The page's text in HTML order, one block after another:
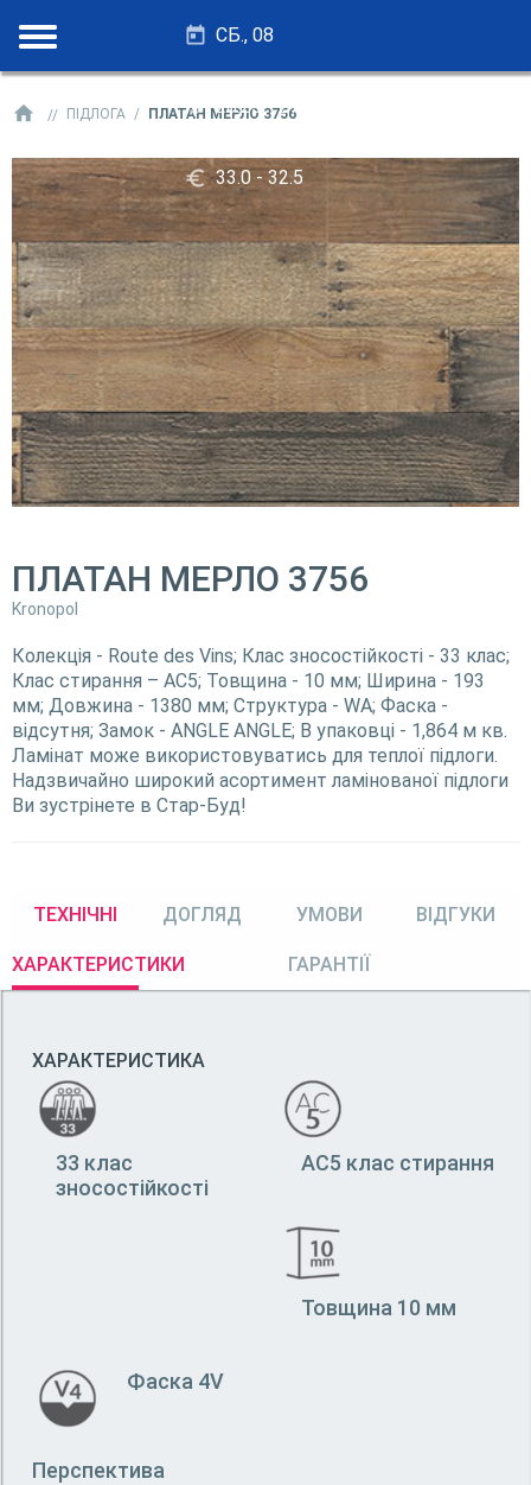
СБ., 08
28.25 - 27.75
33.0 - 32.5
ПІДЛОГА ПЛАТАН МЕРЛО 3756
ПЛАТАН МЕРЛО 3756
Kronopol
Колекція - Route des Vins; Клас зносостійкості - 33 клас;
Клас стирання – АС5; Товщина - 10 мм; Ширина - 193
мм; Довжина - 1380 мм; Структура - WA; Фаска -
відсутня; Замок - ANGLE ANGLE; В упаковці - 1,864 м кв.
Ламінат може використовуватись для теплої підлоги.
Надзвичайно широкий асортимент ламінованої підлоги
Ви зустрінете в Стар-Буд!
ТЕХНІЧНІ
ХАРАКТЕРИСТИКИ
ДОГЛЯД УМОВИ
ГАРАНТІЇ
ВІДГУКИ
ХАРАКТЕРИСТИКА
33 клас
зносостійкості
АС5 клас стирання
Товщина 10 мм
Фаска 4V
Перспектива